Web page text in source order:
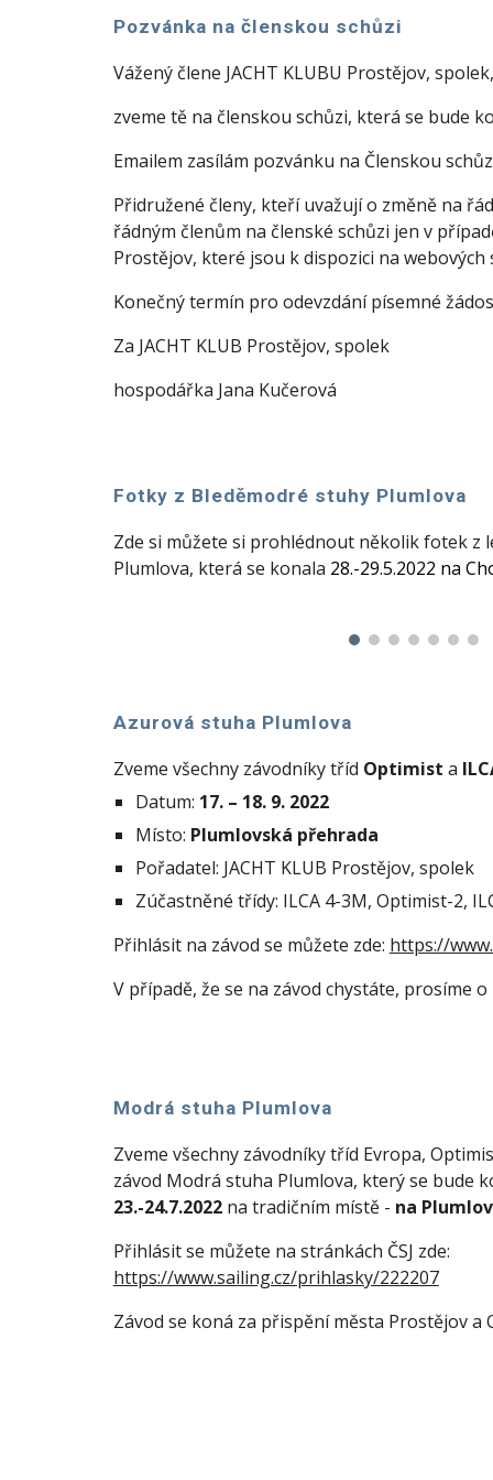
Pozvánka na členskou schůzi
Vážený člene JACHT KLUBU Prostějov, spolek,
zveme tě na členskou schůzi, která se bude
Emailem zasílám pozvánku na Členskou
Přidružené členy, kteří uvažují o změně na
řádným členům na členské schůzi jen v
Prostějov, které jsou k dispozici na
Konečný termín pro odevzdání písemné
Za JACHT KLUB Prostějov, spolek
hospodářka Jana Kučerová
Fotky z Bleděmodré stuhy Plumlova
Zde si můžete si prohlédnout několik fotek z
Plumlova, která se konala 28.-29.5.2022 na
Azurová stuha Plumlova
Zveme všechny závodníky tříd Optimist a
Datum: 17. – 18. 9. 2022
Místo: Plumlovská přehrada
Pořadatel: JACHT KLUB Prostějov, spolek
Zúčastněné třídy: ILCA 4-3M, Optimist-2,
Přihlásit na závod se můžete zde: https://
V případě, že se na závod chystáte, prosíme
Modrá stuha Plumlova
Zveme všechny závodníky tříd Evropa,
závod Modrá stuha Plumlova, který se bude
23.-24.7.2022na tradičním místě - na
Přihlásit se můžete na stránkách ČSJ zde:
https://www.sailing.cz/prihlasky/222207
Závod se koná za přispění města Prostějov a